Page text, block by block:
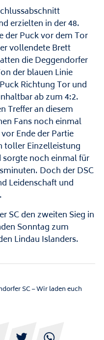
erzielten in der 48.
der Puck vor dem Tor
vollendete Brett
die Deggendorfer
der blauen Linie
Richtung Tor und
ab zum 4:2.
Treffer an diesem
Fans noch einmal
Ende der Partie
toller Einzelleistung
sorgte noch einmal für
Doch der DSC
Leidenschaft und
SC den zweiten Sieg in
Sonntag zum
Lindau Islanders.
SC – Wir laden euch